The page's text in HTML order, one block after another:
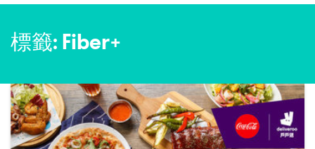
標籤: Fiber+